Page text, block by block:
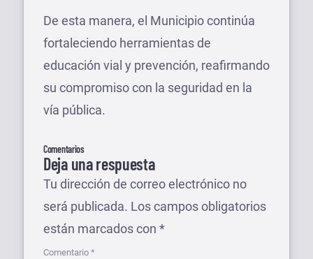
De esta manera, el Municipio continúa
fortaleciendo herramientas de
educación vial y prevención, reafirmando
su compromiso con la seguridad en la
vía pública.
Comentarios
Deja una respuesta
Tu dirección de correo electrónico no
será publicada. Los campos obligatorios
están marcados con *
Comentario *